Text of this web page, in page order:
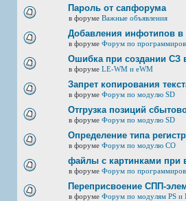
Пароль от сапфорума
в форуме Важные объявления
Добавления инфотипов
в форуме Форум по
Ошибка при создании СЗ
в форуме LE-WM и eWM
Запрет копирования
в форуме Форум по модулю SD
Отгрузка позиций
в форуме Форум по модулю SD
Определение типа
в форуме Форум по модулю СО
файлы с картинками при
в форуме Форум по
Переприсвоение СПП-
в форуме Форум по модулям PS и